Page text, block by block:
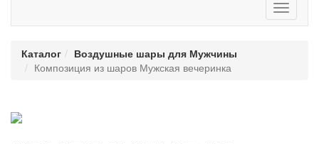
Панель
Каталог
Воздушные шары для Мужчины
Композиция из шаров Мужская вечеринка